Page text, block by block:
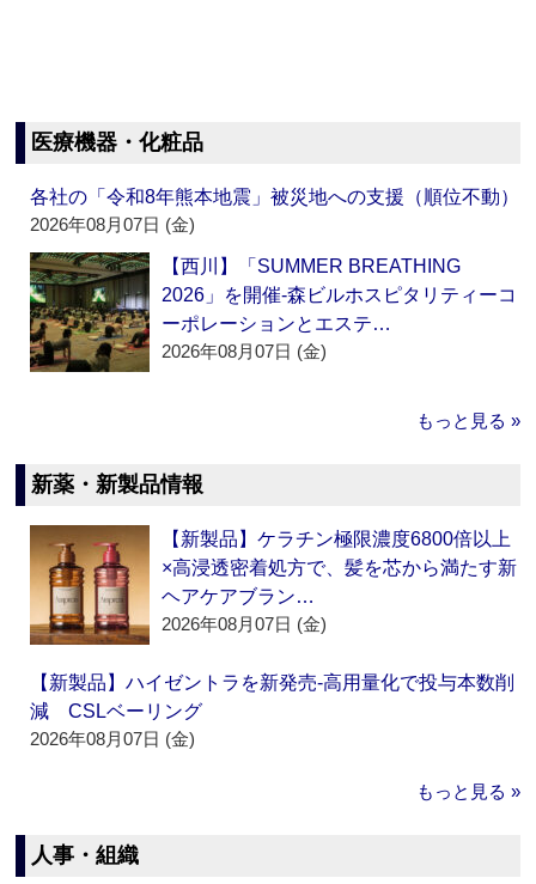
医療機器・化粧品
各社の「令和8年熊本地震」被災地への支援（順位不動）
2026年08月07日 (金)
【西川】「SUMMER BREATHING
2026」を開催‐森ビルホスピタリティーコ
ーポレーションとエステ…
2026年08月07日 (金)
もっと見る »
新薬・新製品情報
【新製品】ケラチン極限濃度6800倍以上
×高浸透密着処方で、髪を芯から満たす新
ヘアケアブラン…
2026年08月07日 (金)
【新製品】ハイゼントラを新発売‐高用量化で投与本数削
減 CSLベーリング
2026年08月07日 (金)
もっと見る »
人事・組織